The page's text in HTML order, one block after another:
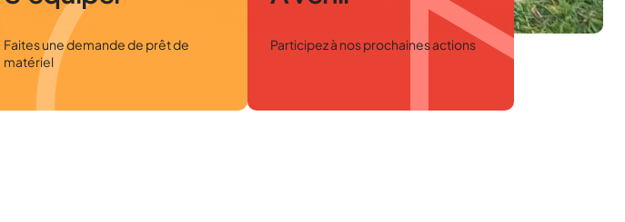
Faites une demande de prêt de
matériel
Participez à nos prochaines actions